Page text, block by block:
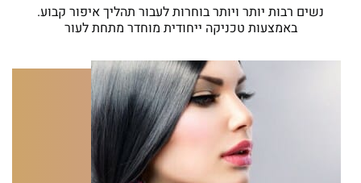
נשים רבות יותר ויותר בוחרות לעבור תהליך איפור קבוע.
באמצעות טכניקה ייחודית מוחדר מתחת לעור